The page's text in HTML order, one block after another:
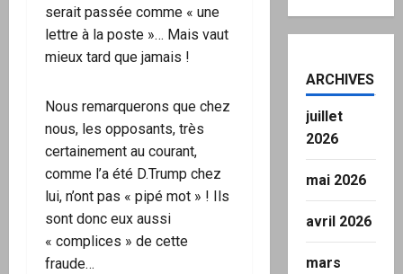
serait passée comme « une
lettre à la poste »… Mais vaut
mieux tard que jamais !
Nous remarquerons que chez
nous, les opposants, très
certainement au courant,
comme l’a été D.Trump chez
lui, n’ont pas « pipé mot » ! Ils
sont donc eux aussi
« complices » de cette
fraude…
ARCHIVES
juillet
2026
mai 2026
avril 2026
mars